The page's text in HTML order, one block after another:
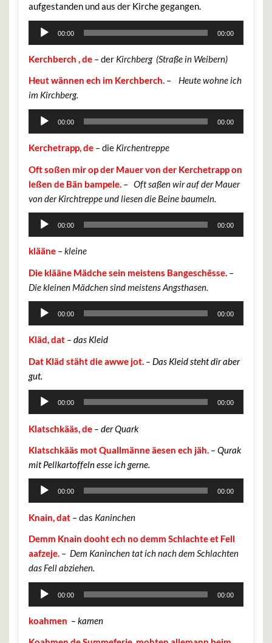
aufgestanden und aus der Kirche gegangen.
Audio-
00:00 00:00
Kerchberch , de – der Kirchberg (Straße in Weibern)
Heut wännen ech im Kerchberch.–Heute wohne ich
im Kirchberg.
Audio-
00:00 00:00
Kerchetrapp, de – die Kirchentreppe
Oft soßen mir op der Mauer von der Kerchetrapp on
leßen de Bän bampele. – Oft saßen wir auf der Mauer
von der Kirchtreppe und liesen die Beine baumeln.
Audio-
00:00 00:00
klääne –kleine
Die klääne Mädche sein meistens Bangeschêsse.–
Die kleinen Mädchen sind meistens Angsthasen.
Audio-
00:00 00:00
Kläd, dat – das Kleid
Dat Kläd stäht die awwe jot. – Das Kleid steht dir aber
gut.
Audio-
00:00 00:00
Klatschkääs, de – der Quark
Klatschkääs mot Quallmänne äesen ech jäh. – Qurak
mit Pellkartoffeln esse ich gerne.
Audio-
00:00 00:00
Knain, dat – das Kaninchen
Demm Knain dooht ech no demm Schlachte et Fell
aafzeje. – Dem Kaninchen tat ich nach dem Schlachten
das Fell abziehen.
Audio-
00:00 00:00
koahmen – kamen